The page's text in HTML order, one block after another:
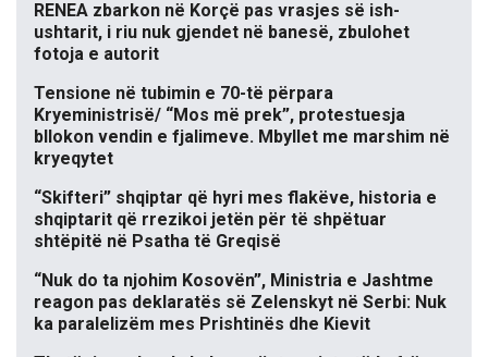
RENEA zbarkon në Korçë pas vrasjes së ish-
ushtarit, i riu nuk gjendet në banesë, zbulohet
fotoja e autorit
Tensione në tubimin e 70-të përpara
Kryeministrisë/ “Mos më prek”, protestuesja
bllokon vendin e fjalimeve. Mbyllet me marshim në
kryeqytet
“Skifteri” shqiptar që hyri mes flakëve, historia e
shqiptarit që rrezikoi jetën për të shpëtuar
shtëpitë në Psatha të Greqisë
“Nuk do ta njohim Kosovën”, Ministria e Jashtme
reagon pas deklaratës së Zelenskyt në Serbi: Nuk
ka paralelizëm mes Prishtinës dhe Kievit